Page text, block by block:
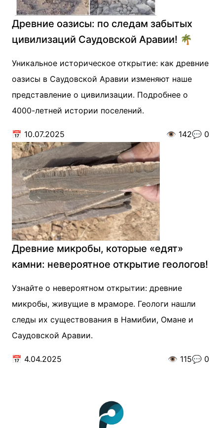
Древние оазисы: по следам забытых
цивилизаций Саудовской Аравии! 🌴
Уникальное историческое открытие: как древние
оазисы в Саудовской Аравии изменяют наше
представление о цивилизации. Подробнее о
4000-летней истории поселений.
📅 10.07.2025 👁️ 142💬 0
Древние микробы, которые «едят»
камни: невероятное открытие геологов!
Узнайте о невероятном открытии: древние
микробы, живущие в мраморе. Геологи нашли
следы их существования в Намибии, Омане и
Саудовской Аравии.
📅 4.04.2025 👁️ 115💬 0